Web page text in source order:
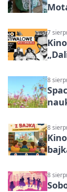
7
8
8
8